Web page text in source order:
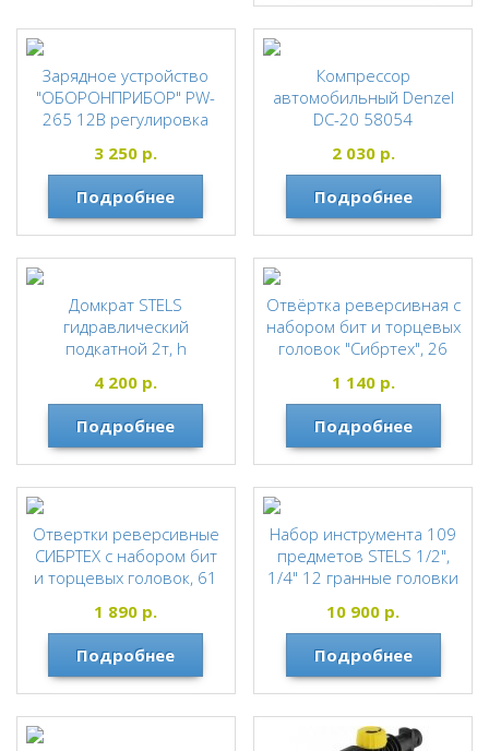
Зарядное устройство
"ОБОРОНПРИБОР" PW-
265 12В регулировка
ОБОРОНПРИБОР
3 250 р.
Подробнее
Компрессор
автомобильный Denzel
DС-20 58054
DENZEL
2 030р.
Подробнее
Домкрат STELS
гидравлический
подкатной 2т, h
STELS
4 200 р.
Подробнее
Отвёртка реверсивная с
набором бит и торцевых
головок "Сибртех", 26
СИБРТЕХ
1 140р.
Подробнее
Отвертки реверсивные
СИБРТЕХ с набором бит
и торцевых головок, 61
СИБРТЕХ
1 890 р.
Подробнее
Набор инструмента 109
предметов STELS 1/2",
1/4" 12 гранные головки
STELS
10 900 р.
Подробнее